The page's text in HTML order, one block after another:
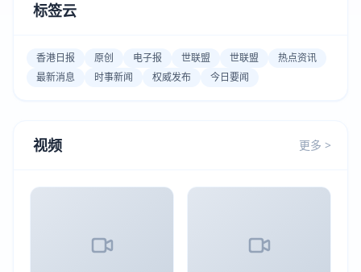
标签云
香港日报 原创 电子报 世联盟 世联盟
热点资讯
最新消息
时事新闻 权威发布 今日要闻
视频 更多 >